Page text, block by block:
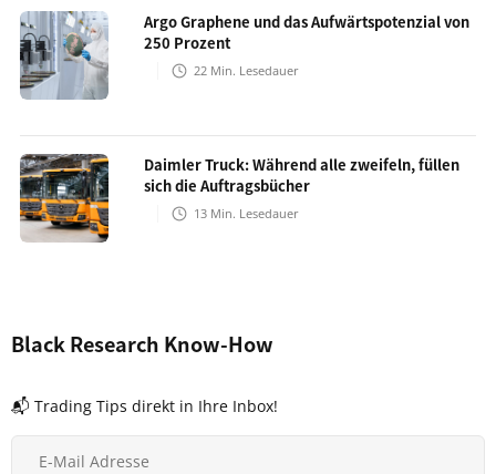
Argo Graphene und das Aufwärtspotenzial von
250 Prozent
22 Min. Lesedauer
Daimler Truck: Während alle zweifeln, füllen
sich die Auftragsbücher
13 Min. Lesedauer
Black Research Know-How
📬 Trading Tips direkt in Ihre Inbox!